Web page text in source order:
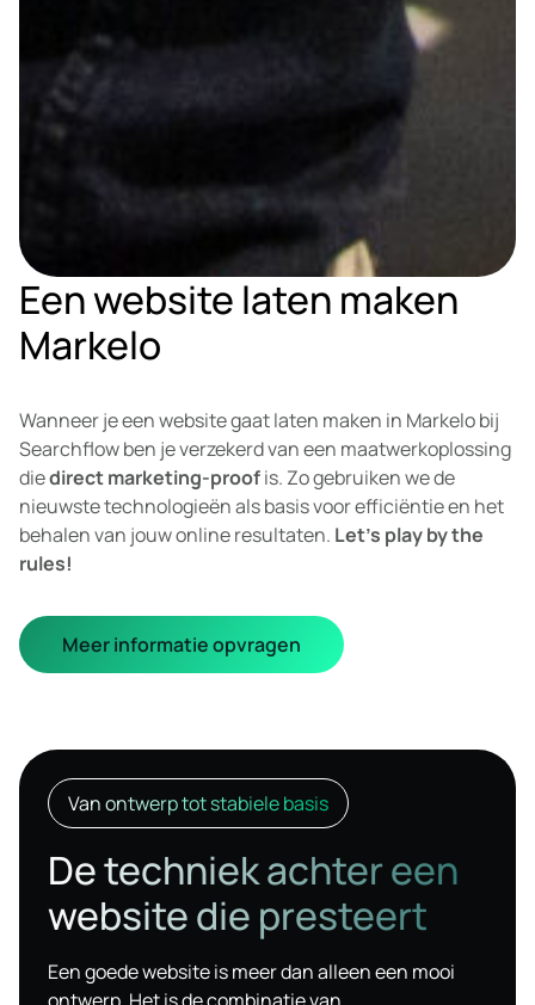
Een website laten maken
Markelo
Wanneer je een website gaat laten maken in Markelo bij
Searchflow ben je verzekerd van een maatwerkoplossing
diedirect marketing-proofis. Zo gebruiken we de
nieuwste technologieën als basis voor efficiëntie en het
behalen van jouw online resultaten. Let’s play by the
rules!
Meer informatie opvragen
Van ontwerp tot stabiele basis
De techniek achter een
website die presteert
Een goede website is meer dan alleen een mooi